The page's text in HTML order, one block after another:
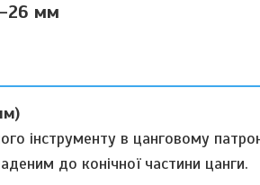
мм
інструменту в цанговому
до конічної частини цанги.